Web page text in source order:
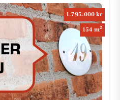
1.795.000 kr
154 m2